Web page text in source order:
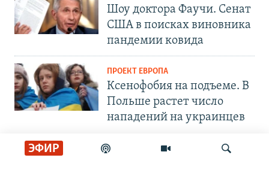
ЭФИР
Шоу доктора Фаучи. Сенат
США в поисках виновника
пандемии ковида
ПРОЕКТ ЕВРОПА
Ксенофобия на подъеме. В
Польше растет число
нападений на украинцев